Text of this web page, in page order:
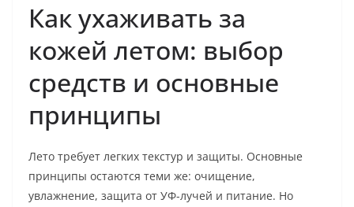
Как ухаживать за
кожей летом: выбор
средств и основные
принципы
Лето требует легких текстур и защиты. Основные
принципы остаются теми же: очищение,
увлажнение, защита от УФ-лучей и питание. Но